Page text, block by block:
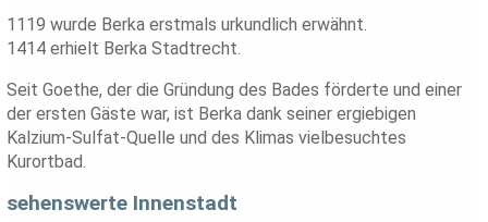
1119 wurde Berka erstmals urkundlich erwähnt.
1414 erhielt Berka Stadtrecht.
Seit Goethe, der die Gründung des Bades förderte und einer
der ersten Gäste war, ist Berka dank seiner ergiebigen
Kalzium-Sulfat-Quelle und des Klimas vielbesuchtes
Kurortbad.
sehenswerte Innenstadt